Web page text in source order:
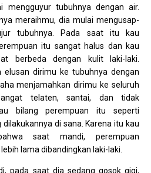
mengguyur tubuhnya dengan air.
meraihmu, dia mulai mengusap-
tubuhnya. Pada saat itu kau
itu sangat halus dan kau
berbeda dengan kulit laki-laki.
elusan dirimu ke tubuhnya dengan
menjamahkan dirimu ke seluruh
telaten, santai, dan tidak
bilang perempuan itu seperti
di sana. Karena itu kau
saat mandi, perempuan
lama dibandingkan laki-laki.
pada saat dia sedang gosok gigi,